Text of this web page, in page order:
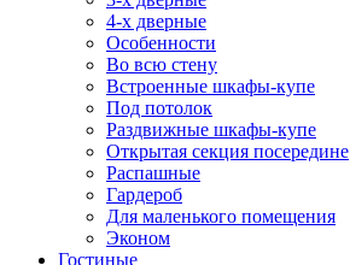
4-х дверные
Особенности
Во всю стену
Встроенные шкафы-купе
Под потолок
Раздвижные шкафы-купе
Открытая секция посередине
Распашные
Гардероб
Для маленького помещения
Эконом
Гостиные